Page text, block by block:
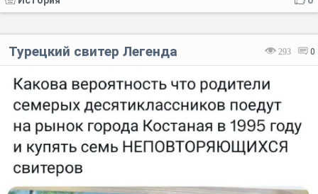
293 0
Турецкий свитер Легенда